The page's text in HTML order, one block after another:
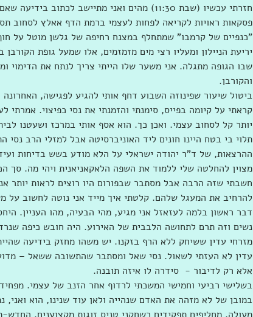
חזרתי עכשיו (שבת 11:30) מהים ואני מתיישב
פסקאות ראויות לקריאה לפחות לעצמי ברמת הדף אאלץ לסחוב
"כנפיים של קרמבו" שמתחלף במצנח רחיפה של גלשן מוטל על
יריעת הניילון ומעליו רצי מים מזמזמים, אלו שמעל גופת
שבו הגופה מתגלה. אני משער שלו הייתי צריך לנתח את הדימוי
והקורבן.
ביטול שיעור שפינוזה השבוע דחף אותי להגיע לפגישה,
קראתי על קיומה בפייס, סימנתי והזמנתי את נסי כפיצוי. אמרתי
יותר קל לסחוב עצמי. ואכן כך. הוא אסף אותי במרכז ושעטנו
תלוי בי בטח היינו חונים ליד האוניברסיטה אבל למזלי הרב נסי
ההרצאות, של ד"ר יהודה ישראלי על הלא מודע בשש בדיחות
מצוין להחלטה שלי ללמוד את השפה הלאקאניאנית ויהי מה. סך
חשבתי שזה הרבה אבל מסתבר שבפורום היו רוצים לראות יותר
להרחיב את המעגל שלהם. קלטתי איך מייד אני נוטה לחשוב על
דבר ראשון בלמה לעזאזל אני מגיע, מהי הבעיה, מהו העניין.
נשים וזה תרם לתחושה הלבבית של האירוע. היה חובש כיפה
מזרחי עדין ששיחק ללא הרף בזקנו. יש משהו מחזק בידיעה
עדין לא העזתי לשאול. נסי שאל ומסתבר שהתשובה ששאל – מדוע
אלא רק לדיבור -  סידרה לו איזה תובנה.
בשלישי רביעי וחמישי המשכתי לרדוף אחר הזנב של עצמי.
במובן של לא מזהה את האדם שנהייה ולאן עוד שנינו, הוא ואני,